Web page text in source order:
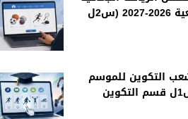
و الفردية للسنة الجامعية 2026-2027 (س2ل
شعب التكوين للموسم
الجامعي 2026-2027 (س1ل قسم التكوين